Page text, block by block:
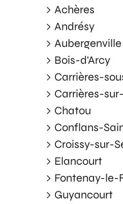
Achères
Andrésy
Aubergenville
Bois-d'Arcy
Carrières-
Carrières-
Chatou
Conflans-
Croissy-sur-
Elancourt
Fontenay-le-
Guyancourt